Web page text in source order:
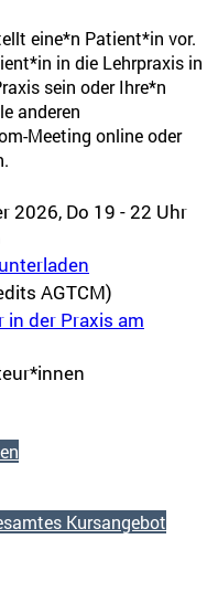
eine*n Patient*in vor.
in die Lehrpraxis in
sein oder Ihre*n
anderen
Meeting online oder
2026, Do 19 - 22 Uhr
AGTCM)
in der Praxis am
Kursangebot